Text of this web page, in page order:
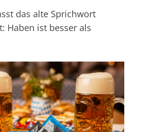
das alte Sprichwort
Haben ist besser als